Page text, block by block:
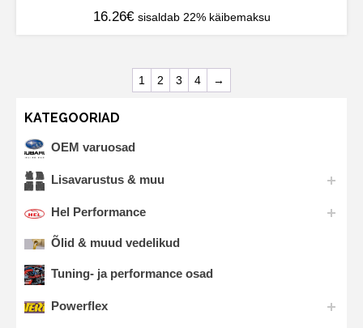
16.26€ sisaldab 22% käibemaksu
1 2 3 4 →
KATEGOORIAD
OEM varuosad
Lisavarustus & muu
Hel Performance
Õlid & muud vedelikud
Tuning- ja performance osad
Powerflex